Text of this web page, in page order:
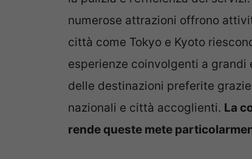
numerose attrazioni offrono
città come Tokyo e Kyoto
esperienze coinvolgenti a grandi
delle destinazioni preferite
nazionali e città accoglienti. La
rende queste mete